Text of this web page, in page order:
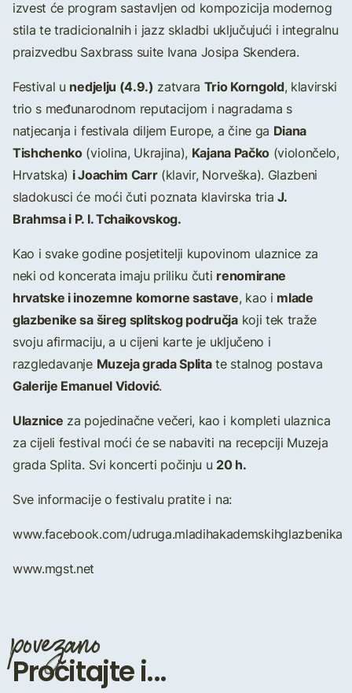
izvest će program sastavljen od kompozicija modernog
stila te tradicionalnih i jazz skladbi uključujući i integralnu
praizvedbu Saxbrass suite Ivana Josipa Skendera.
Festival u nedjelju (4.9.) zatvara Trio Korngold, klavirski
trio s međunarodnom reputacijom i nagradama s
natjecanja i festivala diljem Europe, a čine ga Diana
Tishchenko(violina, Ukrajina), Kajana Pačko(violončelo,
Hrvatska) i Joachim Carr(klavir, Norveška). Glazbeni
sladokusci će moći čuti poznata klavirska tria J.
Brahmsa i P. I. Tchaikovskog.
Kao i svake godine posjetitelji kupovinom ulaznice za
neki od koncerata imaju priliku čuti renomirane
hrvatske i inozemne komorne sastave, kao i mlade
glazbenike sa šireg splitskog područjakoji tek traže
svoju afirmaciju, a u cijeni karte je uključeno i
razgledavanje Muzeja grada Splitate stalnog postava
Galerije Emanuel Vidović.
Ulaznice za pojedinačne večeri, kao i kompleti ulaznica
za cijeli festival moći će se nabaviti na recepciji Muzeja
grada Splita. Svi koncerti počinju u20 h.
Sve informacije o festivalu pratite i na:
www.facebook.com/udruga.mladihakademskihglazbenika
www.mgst.net
povezano
Pročitajte i...